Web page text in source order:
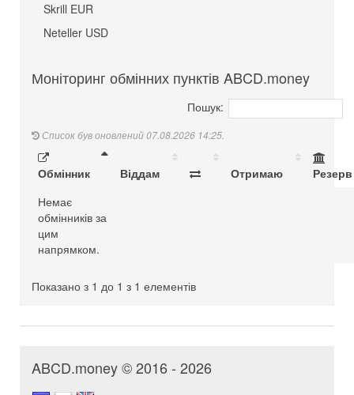
Skrill EUR
Neteller USD
Моніторинг обмінних пунктів ABCD.money
Пошук:
Список був оновлений 07.08.2026 14:25.
Обмінник Віддам Отримаю
Резерв
Немає
обмінників за
цим
напрямком.
Показано з 1 до 1 з 1 елементів
ABCD.money © 2016 - 2026